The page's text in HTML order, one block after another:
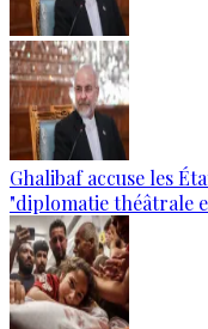
Ghalibaf accuse les
"diplomatie théâtrale